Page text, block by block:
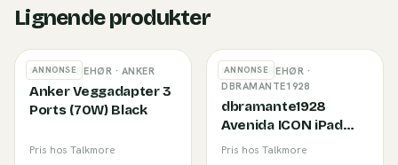
Lignende produkter
ANNONSE
MOBILTILBEHØR · ANKER
Anker Veggadapter 3
Ports (70W) Black
Pris hos Talkmore
ANNONSE
MOBILTILBEHØR ·
DBRAMANTE1928
dbramante1928
Avenida ICON iPad
11/10 gen. Deksel
Pris hos Talkmore